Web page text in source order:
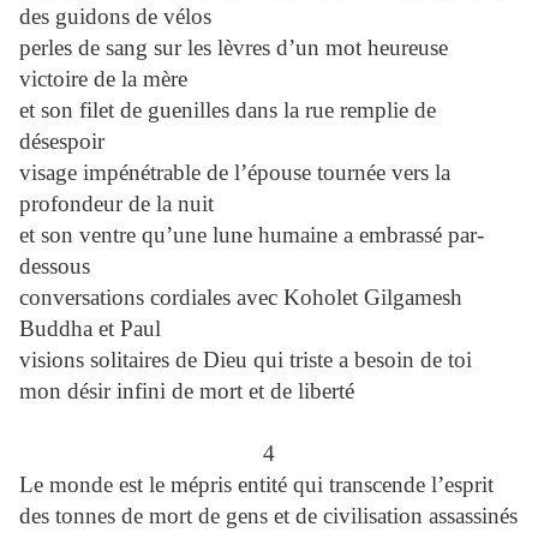
des guidons de vélos
perles de sang sur les lèvres d’un mot heureuse
victoire de la mère
et son filet de guenilles dans la rue remplie de
désespoir
visage impénétrable de l’épouse tournée vers la
profondeur de la nuit
et son ventre qu’une lune humaine a embrassé par-
dessous
conversations cordiales avec Koholet Gilgamesh
Buddha et Paul
visions solitaires de Dieu qui triste a besoin de toi
mon désir infini de mort et de liberté
4
Le monde est le mépris entité qui transcende l’esprit
des tonnes de mort de gens et de civilisation assassinés